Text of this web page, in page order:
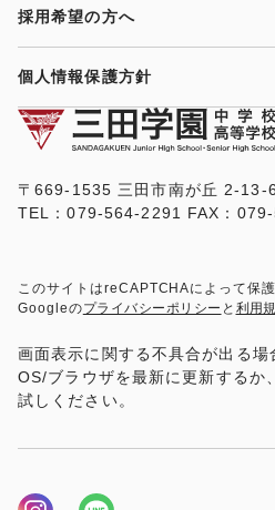
〒669-1535 三田市南が丘 2-13-
TEL：079-564-2291 FAX：
このサイトはreCAPTCHAによって保護
Googleのプライバシーポリシー と 利用
画面表示に関する不具合が出る場
OS/ブラウザを最新に更新するか
試しください。
採用希望の方へ
個人情報保護方針